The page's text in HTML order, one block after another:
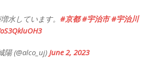
水しています。 #京都 #宇治市 #宇治川
陽 (@alco_uj) June 2, 2023